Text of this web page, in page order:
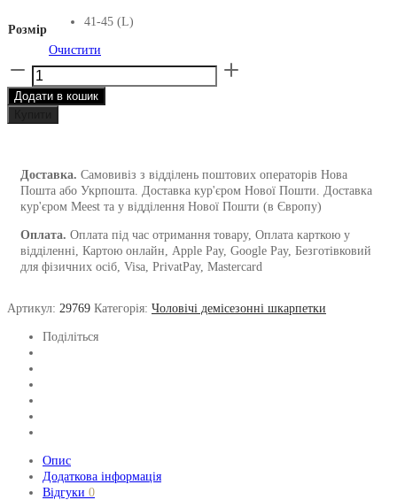
Розмір
41-45 (L)
Очистити
Шкарпетки
Mojito
від
Додати в кошик
Доставка. Самовивіз з відділень поштових операторів Нова
Пошта або Укрпошта. Доставка кур'єром Нової Пошти. Доставка
кур'єром Meest та у відділення Нової Пошти (в Європу)
Оплата. Оплата під час отримання товару, Оплата карткою у
відділенні, Картою онлайн, Apple Pay, Google Pay, Безготівковий
для фізичних осіб, Visa, PrivatPay, Mastercard
Артикул: 29769 Категорія: Чоловічі демісезонні шкарпетки
Поділіться
Опис
Додаткова інформація
Відгуки 0